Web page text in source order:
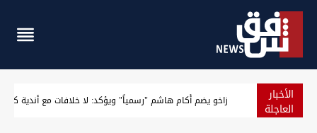
الأخبار
العاجلة ضبط أموال وذهب.. الكشف عن تفاصيل مداهمة منزل شقيق